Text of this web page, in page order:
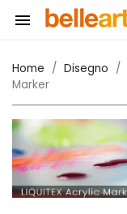

Home Disegno
Marker